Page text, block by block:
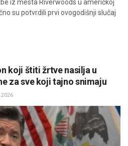
iz mesta Riverwoods u američkoj
su potvrdili prvi ovogodišnji slučaj
koji štiti žrtve nasilja u
za sve koji tajno snimaju
2026